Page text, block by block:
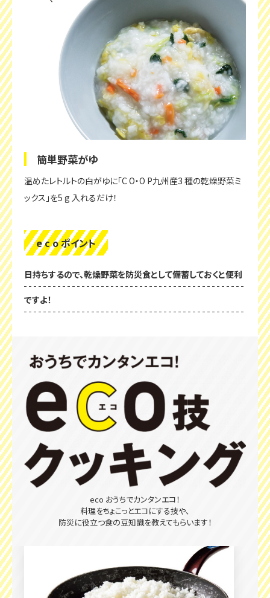
簡単野菜がゆ
温めたレトルトの白がゆに「C O・O P九州産3 種の乾燥野菜ミ
ックス」を5 g 入れるだけ！
e c o ポイント
日持ちするので、乾燥野菜を防災食として備蓄しておくと便利
ですよ！
eco おうちでカンタンエコ！
料理をちょこっとエコにする技や、
防災に役立つ食の豆知識を教えてもらいます！